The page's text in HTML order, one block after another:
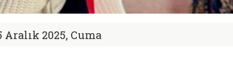
Aralık 2025, Cuma